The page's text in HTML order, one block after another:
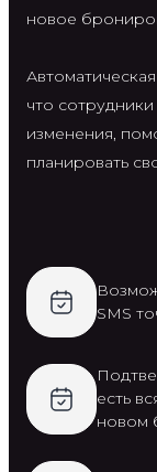
новое
что
изменения,
планировать
SMS
есть
новом